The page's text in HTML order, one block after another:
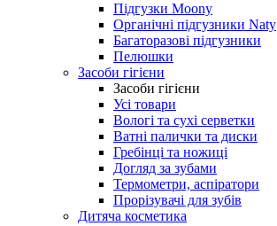
Підгузки Moony
Органічні підгузники Naty
Багаторазові підгузники
Пелюшки
Засоби гігієни
Засоби гігієни
Усі товари
Вологі та сухі серветки
Ватні палички та диски
Гребінці та ножиці
Догляд за зубами
Термометри, аспіратори
Прорізувачі для зубів
Дитяча косметика